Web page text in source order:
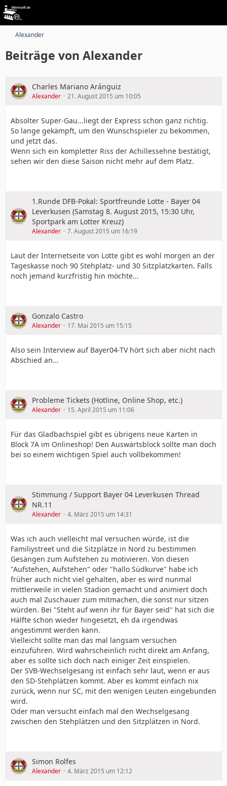
Alexander
Beiträge von Alexander
Charles Mariano Aránguiz
Alexander 21. August 2015 um 10:05
Absolter Super-Gau...liegt der Express schon ganz richtig.
So lange gekämpft, um den Wunschspieler zu bekommen,
und jetzt das.
Wenn sich ein kompletter Riss der Achillessehne bestätigt,
sehen wir den diese Saison nicht mehr auf dem Platz.
1.Runde DFB-Pokal: Sportfreunde Lotte - Bayer 04
Leverkusen (Samstag 8. August 2015, 15:30 Uhr,
Sportpark am Lotter Kreuz)
Alexander 7. August 2015 um 16:19
Laut der Internetseite von Lotte gibt es wohl morgen an der
Tageskasse noch 90 Stehplatz- und 30 Sitzplatzkarten. Falls
noch jemand kurzfristig hin möchte...
Gonzalo Castro
Alexander 17. Mai 2015 um 15:15
Also sein Interview auf Bayer04-TV hört sich aber nicht nach
Abschied an...
Probleme Tickets (Hotline, Online Shop, etc.)
Alexander 15. April 2015 um 11:06
Für das Gladbachspiel gibt es übrigens neue Karten in
Block 7A im Onlineshop! Den Auswärtsblock sollte man doch
bei so einem wichtigen Spiel auch vollbekommen!
Stimmung / Support Bayer 04 Leverkusen Thread
NR.11
Alexander 4. März 2015 um 14:31
Was ich auch vielleicht mal versuchen würde, ist die
Familiystreet und die Sitzplätze in Nord zu bestimmen
Gesängen zum Aufstehen zu motivieren. Von diesen
"Aufstehen, Aufstehen" oder "hallo Südkurve" habe ich
früher auch nicht viel gehalten, aber es wird nunmal
mittlerweile in vielen Stadion gemacht und animiert doch
auch mal Zuschauer zum mitmachen, die sonst nur sitzen
würden. Bei "Steht auf wenn ihr für Bayer seid" hat sich die
Hälfte schon wieder hingesetzt, eh da irgendwas
angestimmt werden kann.
Vielleicht sollte man das mal langsam versuchen
einzuführen. Wird wahrscheinlich nicht direkt am Anfang,
aber es sollte sich doch nach einiger Zeit einspielen.
Der SVB-Wechselgesang ist einfach sehr laut, wenn er aus
den SD-Stehplätzen kommt. Aber es kommt einfach nix
zurück, wenn nur SC, mit den wenigen Leuten eingebunden
wird.
Oder man versucht einfach mal den Wechselgesang
zwischen den Stehplätzen und den Sitzplätzen in Nord.
Simon Rolfes
Alexander 4. März 2015 um 12:12